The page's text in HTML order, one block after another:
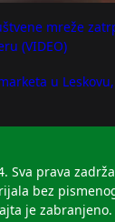
mreže
(VIDEO)
u
Sva prava
bez
je zabranjeno.